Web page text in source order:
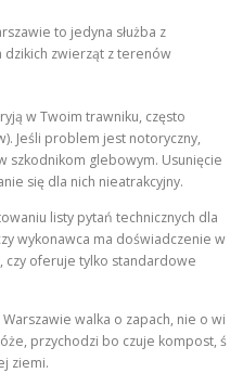
to jedyna służba z
dzikich zwierząt z terenów
w Twoim trawniku, często
Jeśli problem jest notoryczny,
szkodnikom glebowym. Usunięcie
się dla nich nieatrakcyjny.
listy pytań technicznych dla
wykonawca ma doświadczenie w
oferuje tylko standardowe
walka o zapach, nie o wi
przychodzi bo czuje kompost, ś
ziemi.